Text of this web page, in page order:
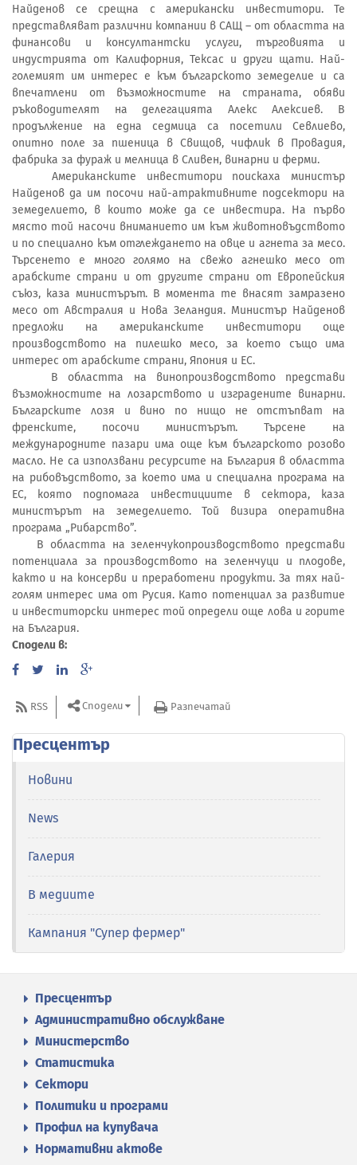
Найденов се срещна с американски инвеститори. Те
представляват различни компании в САЩ – от областта на
финансови и консултантски услуги, търговията и
индустрията от Калифорния, Тексас и други щати. Най-
големият им интерес е към българското земеделие и са
впечатлени от възможностите на страната, обяви
ръководителят на делегацията Алекс Алексиев. В
продължение на една седмица са посетили Севлиево,
опитно поле за пшеница в Свищов, чифлик в Провадия,
фабрика за фураж и мелница в Сливен, винарни и ферми.
Американските инвеститори поискаха министър
Найденов да им посочи най-атрактивните подсектори на
земеделието, в които може да се инвестира. На първо
място той насочи вниманието им към животновъдството
и по специално към отглеждането на овце и агнета за месо.
Търсенето е много голямо на свежо агнешко месо от
арабските страни и от другите страни от Европейския
съюз, каза министърът. В момента те внасят замразено
месо от Австралия и Нова Зеландия. Министър Найденов
предложи на американските инвеститори още
производството на пилешко месо, за което също има
интерес от арабските страни, Япония и ЕС.
В областта на винопроизводството представи
възможностите на лозарството и изградените винарни.
Българските лозя и вино по нищо не отстъпват на
френските, посочи министърът. Търсене на
международните пазари има още към българското розово
масло. Не са използвани ресурсите на България в областта
на рибовъдството, за което има и специална програма на
ЕС, която подпомага инвестициите в сектора, каза
министърът на земеделието. Той визира оперативна
програма „Рибарство”.
В областта на зеленчукопроизводството представи
потенциала за производството на зеленчуци и плодове,
както и на консерви и преработени продукти. За тях най-
голям интерес има от Русия. Като потенциал за развитие
и инвеститорски интерес той определи още лова и горите
на България.
Сподели в:
RSS Сподели Разпечатай
Пресцентър
Новини
News
Галерия
В медиите
Кампания "Супер фермер"
Пресцентър
Административно обслужване
Министерство
Статистика
Сектори
Политики и програми
Профил на купувача
Нормативни актове